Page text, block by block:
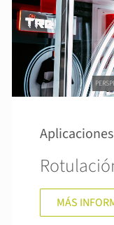
Aplicaciones
MÁS